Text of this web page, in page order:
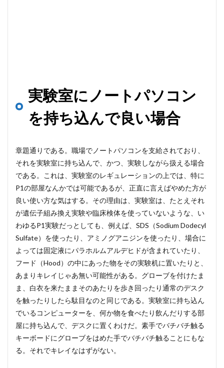
実験室にノートパソコン
を持ち込んで良い場合
章題通りである。職場でノートパソコンを支給されており、
それを実験室に持ち込んで、かつ、実験しながら扱える場合
である。これは、実験室のレギュレーションの上では、特に
P1の部屋なんかでは可能であるが、正直に言えばやめた方が
良い使い方な気はする。その理由は、実験室は、たとえそれ
が遺伝子組み換え実験や臨床検体を使っていないような、い
わゆるP1実験だっとしても、例えば、SDS（Sodium Dodecyl
Sulfate）を使ったり、アミノグアニジンを使ったり、場合に
よっては固定液にパラホルムアルデヒドが含まれていたり、
フード（Hood）の中にあった物をその実験机に置いたりと、
あまりキレイじゃあ無い可能性がある。グローブを付けたま
ま、白衣を来たままそのあたりを歩き回ったり通常のデスク
を触ったりしたら駄目なのと同じである。実験室に持ち込ん
でいるコンピューターを、何か物を食べたり飲んだりする部
屋に持ち込んで、デスクに置くわけだ。素手でバチバチ触る
キーボードにグローブをはめた手でバチバチ触ることにもな
る。それでキレイなはずがない。